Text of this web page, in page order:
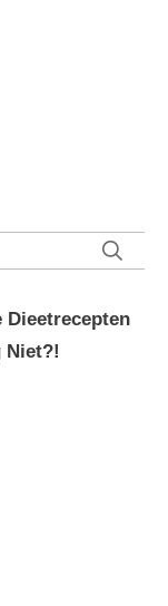
Dieetrecepten
Niet?!